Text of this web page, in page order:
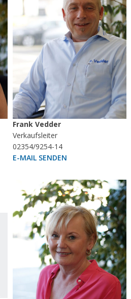
Frank Vedder
Verkaufsleiter
02354/9254-14
E-MAIL SENDEN